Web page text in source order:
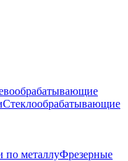
Стеклообрабатывающие
по металлуФрезерные